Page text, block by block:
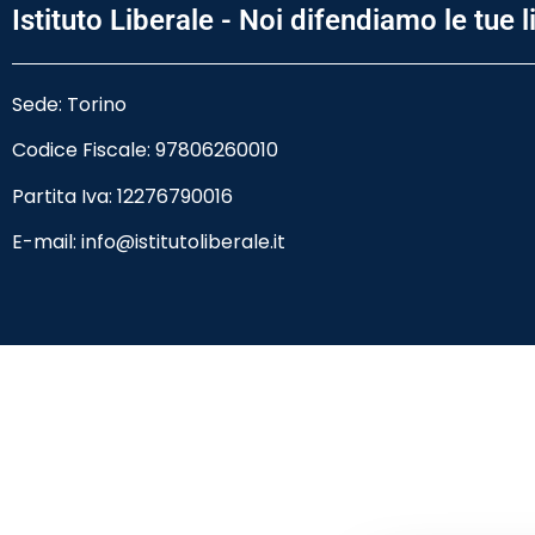
Istituto Liberale - Noi difendiamo le tue
Sede: Torino
Codice Fiscale: 97806260010
Partita Iva: 12276790016
E-mail: info@istitutoliberale.it